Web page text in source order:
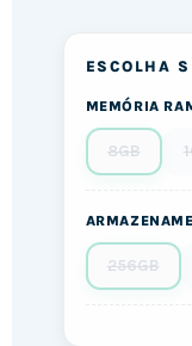
ESCOLHA
MEMÓRIA
8GB
256GB